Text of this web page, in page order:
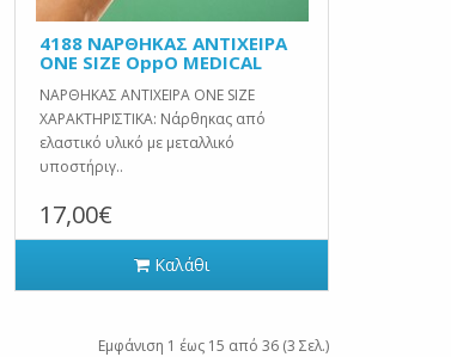
4188 ΝΑΡΘΗΚΑΣ ΑΝΤΙΧΕΙΡΑ
ONE SIZE OppO MEDICAL
ΝΑΡΘΗΚΑΣ ΑΝΤΙΧΕΙΡΑ ONE SIZE
ΧΑΡΑΚΤΗΡΙΣΤΙΚΑ: Νάρθηκας από
ελαστικό υλικό με μεταλλικό
υποστήριγ..
17,00€
Καλάθι
Εμφάνιση 1 έως 15 από 36 (3 Σελ.)